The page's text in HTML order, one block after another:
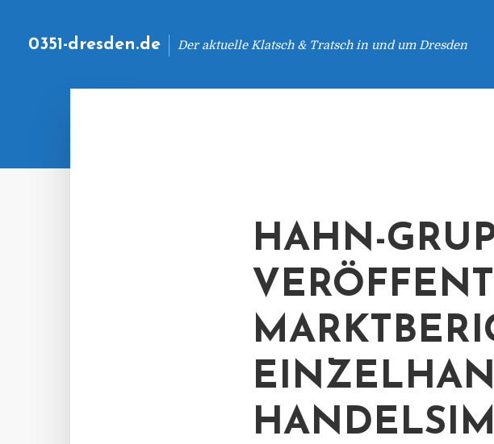
0351-dresden.de Der aktuelle Klatsch & Tratsch in und um Dresden
HAHN-